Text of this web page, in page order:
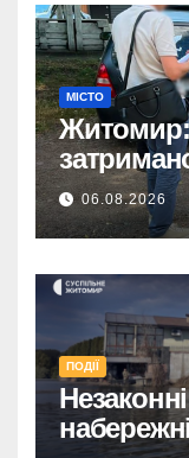
МІСТО
Житомир:
06.08.2026
ПОДІЇ